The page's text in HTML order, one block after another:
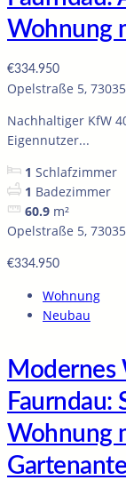
Wohnung
€334.950
Opelstraße 5,
Nachhaltiger KfW
Eigennutzer...
1 Schlafzimmer
1 Badezimmer
60.9 m²
Opelstraße 5,
€334.950
Wohnung
Neubau
Faurndau:
Wohnung